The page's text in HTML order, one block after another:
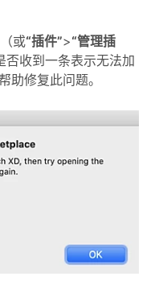
（或“插件”>“管理插
收到一条表示无法加
助修复此问题。